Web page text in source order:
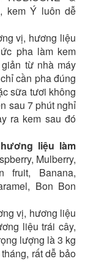
kem Ý luôn dễ
vị, hương liệu
pha làm kem
từ nhà máy
cần pha đúng
sữa tươi không
sau 7 phút nghỉ
ra kem sau đó
liệu làm
Mulberry,
fruit, Banana,
Bon Bon
vị, hương liệu
liệu trái cây,
lượng là 3 kg
rất dễ bảo